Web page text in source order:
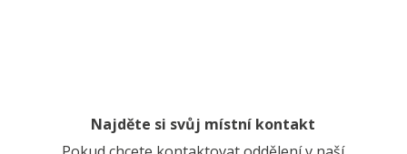
Najděte si svůj místní kontakt